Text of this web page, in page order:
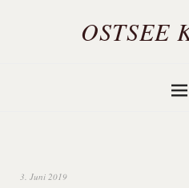
OSTSEE
3. Juni 2019